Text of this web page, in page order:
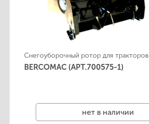
Снегоуборочный ротор для тракторов
BERCOMAC (АРТ.700575-1)
нет в наличии